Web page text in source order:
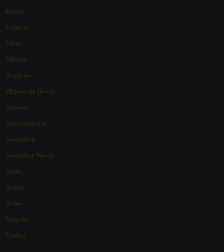
Kloset
Leituras
Moda
Música
Negócios
Objetos de Desejo
Sabores
Sem categoria
StatusKids
StatusKor World
TalKs
Tennis
Todos
Viagens
Vinhos